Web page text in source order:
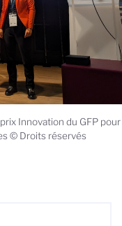
Innovation du GFP pour
© Droits réservés